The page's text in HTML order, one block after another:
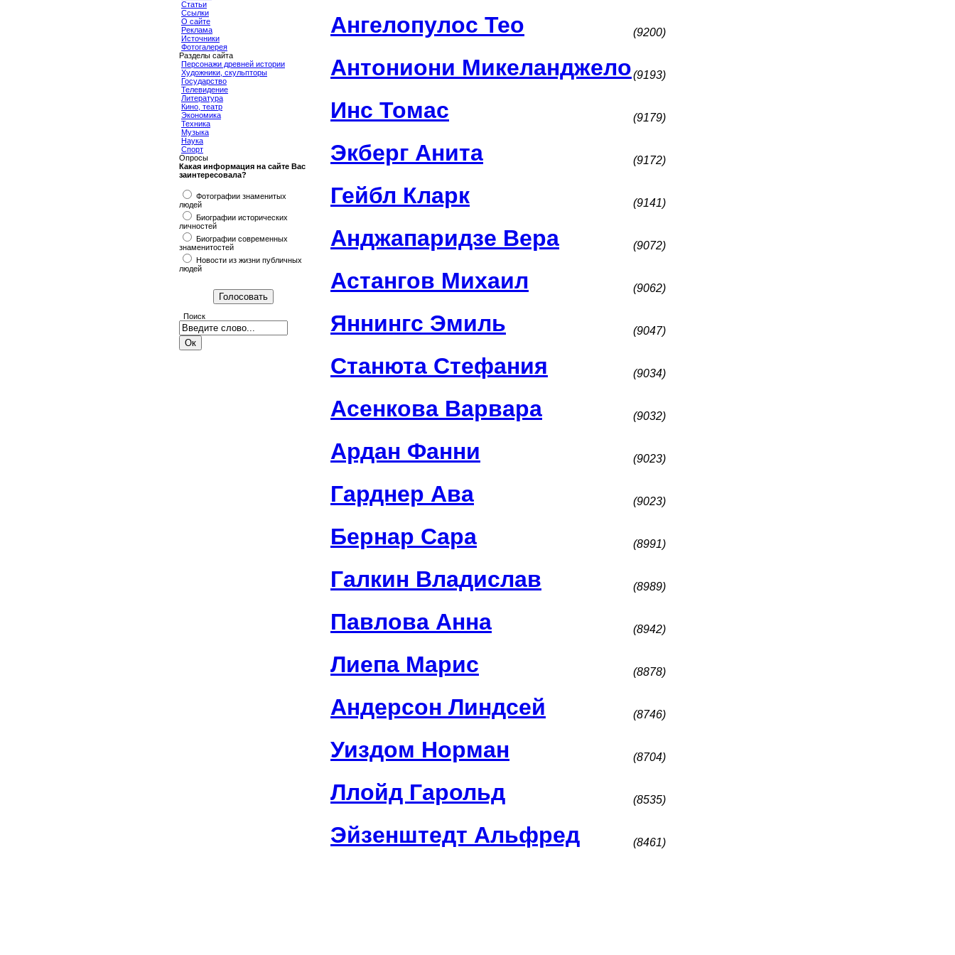
Статьи
Ссылки
О сайте
Реклама
Источники
Фотогалерея
Разделы сайта
Персонажи древней истории
Художники, скульпторы
Государство
Телевидение
Литература
Кино, театр
Экономика
Техника
Музыка
Наука
Спорт
Опросы
Какая информация на сайте Вас
заинтересовала?
Фотографии знаменитых
людей
Биографии исторических
личностей
Биографии современных
знаменитостей
Новости из жизни публичных
людей
Поиск
Ангелопулос Тео (9200)
Антониони Микеланджело(9193)
Инс Томас (9179)
Экберг Анита (9172)
Гейбл Кларк (9141)
Анджапаридзе Вера (9072)
Астангов Михаил (9062)
Яннингс Эмиль (9047)
Станюта Стефания (9034)
Асенкова Варвара (9032)
Ардан Фанни (9023)
Гарднер Ава (9023)
Бернар Сара (8991)
Галкин Владислав (8989)
Павлова Анна (8942)
Лиепа Марис (8878)
Андерсон Линдсей (8746)
Уиздом Норман (8704)
Ллойд Гарольд (8535)
Эйзенштедт Альфред (8461)